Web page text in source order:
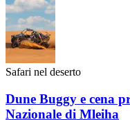
Safari nel deserto
Dune Buggy e cena
Nazionale di Mleiha